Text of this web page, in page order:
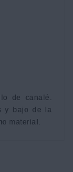
de canalé.
y bajo de la
material.